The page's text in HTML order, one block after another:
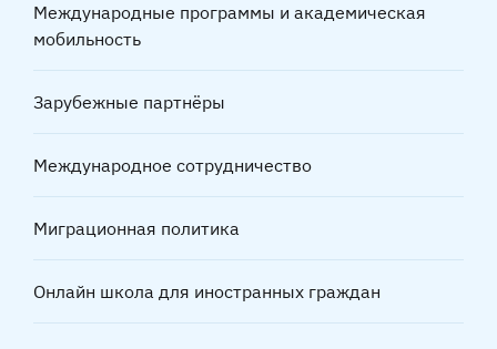
Международные программы и академическая
мобильность
Зарубежные партнёры
Международное сотрудничество
Миграционная политика
Онлайн школа для иностранных граждан